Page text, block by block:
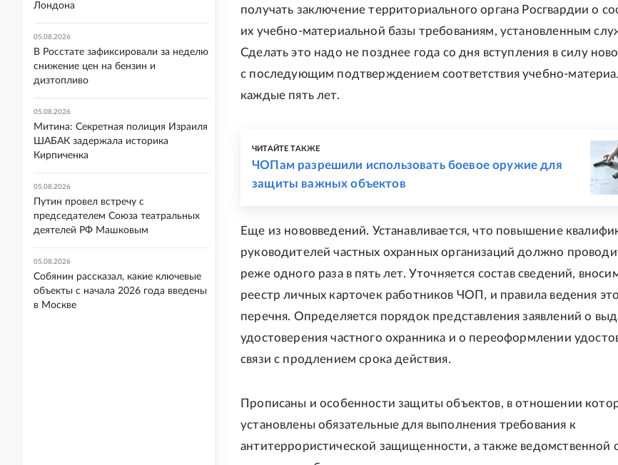
получать заключение территориального органа Росгвардии о
их учебно-материальной базы требованиям, установленным
Сделать это надо не позднее года со дня вступления в силу
с последующим подтверждением соответствия учебно-
каждые пять лет.
ЧИТАЙТЕ ТАКЖЕ
ЧОПам разрешили использовать боевое оружие для
защиты важных объектов
Еще из нововведений. Устанавливается, что повышение
руководителей частных охранных организаций должно
реже одного раза в пять лет. Уточняется состав сведений,
реестр личных карточек работников ЧОП, и правила ведения
перечня. Определяется порядок представления заявлений о
удостоверения частного охранника и о переоформлении
связи с продлением срока действия.
Прописаны и особенности защиты объектов, в отношении
установлены обязательные для выполнения требования к
антитеррористической защищенности, а также ведомственной
Лондона
05.08.2026
В Росстате зафиксировали за неделю
снижение цен на бензин и
дизтопливо
05.08.2026
Митина: Секретная полиция Израиля
ШАБАК задержала историка
Кирпиченка
05.08.2026
Путин провел встречу с
председателем Союза театральных
деятелей РФ Машковым
05.08.2026
Собянин рассказал, какие ключевые
объекты с начала 2026 года введены
в Москве